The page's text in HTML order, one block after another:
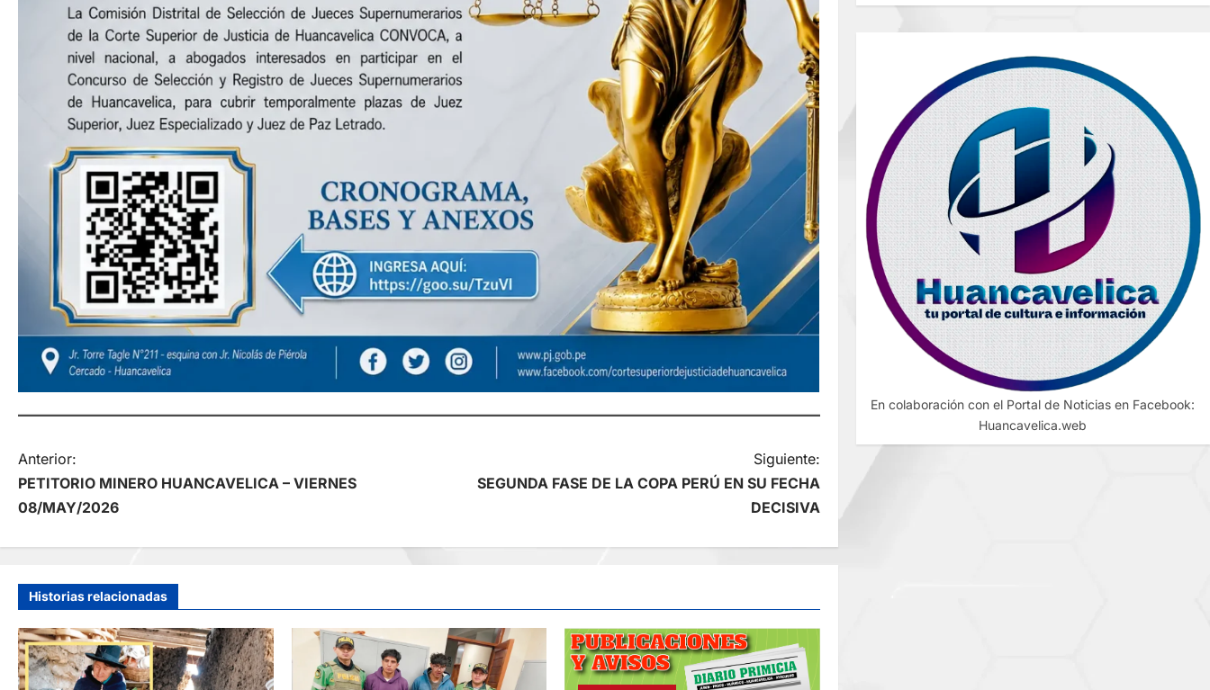
N
a
v
e
g
a
Anterior:
PETITORIO MINERO HUANCAVELICA – VIERNES
08/MAY/2026
Siguiente:
SEGUNDA FASE DE LA COPA PERÚ EN SU FECHA
DECISIVA
Historias relacionadas
En colaboración con el Portal de Noticias en Facebook:
Huancavelica.web